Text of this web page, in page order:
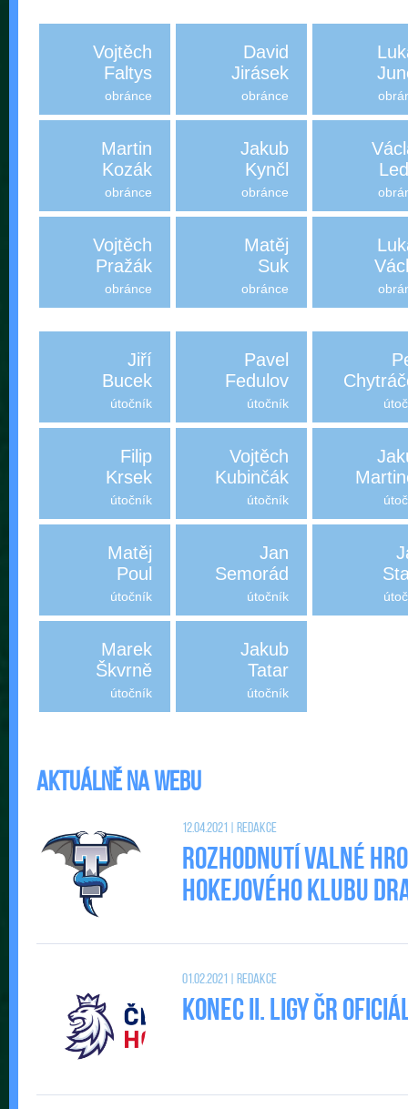
Vojtěch
Faltys
obránce
David
Jirásek
obránce
Martin
Kozák
obránce
Jakub
Kynčl
obránce
Vojtěch
Pražák
obránce
Matěj
Suk
obránce
Jiří
Bucek
útočník
Pavel
Fedulov
útočník
Filip
Krsek
útočník
Vojtěch
Kubinčák
útočník
Matěj
Poul
útočník
Jan
Semorád
útočník
Marek
Škvrně
útočník
Jakub
Tatar
útočník
Aktuálně na webu
12.04.2021 | Redakce
Rozhodnutí valné
Hokejového klubu
01.02.2021 | Redakce
Konec II. Ligy ČR